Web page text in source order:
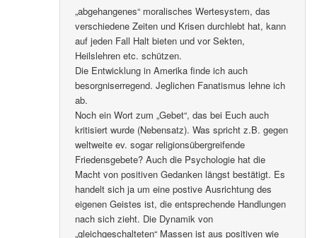
„abgehangenes“ moralisches Wertesystem, das
verschiedene Zeiten und Krisen durchlebt hat, kann
auf jeden Fall Halt bieten und vor Sekten,
Heilslehren etc. schützen.
Die Entwicklung in Amerika finde ich auch
besorgniserregend. Jeglichen Fanatismus lehne ich
ab.
Noch ein Wort zum „Gebet“, das bei Euch auch
kritisiert wurde (Nebensatz). Was spricht z.B. gegen
weltweite ev. sogar religionsübergreifende
Friedensgebete? Auch die Psychologie hat die
Macht von positiven Gedanken längst bestätigt. Es
handelt sich ja um eine postive Ausrichtung des
eigenen Geistes ist, die entsprechende Handlungen
nach sich zieht. Die Dynamik von
„gleichgeschalteten“ Massen ist aus positiven wie